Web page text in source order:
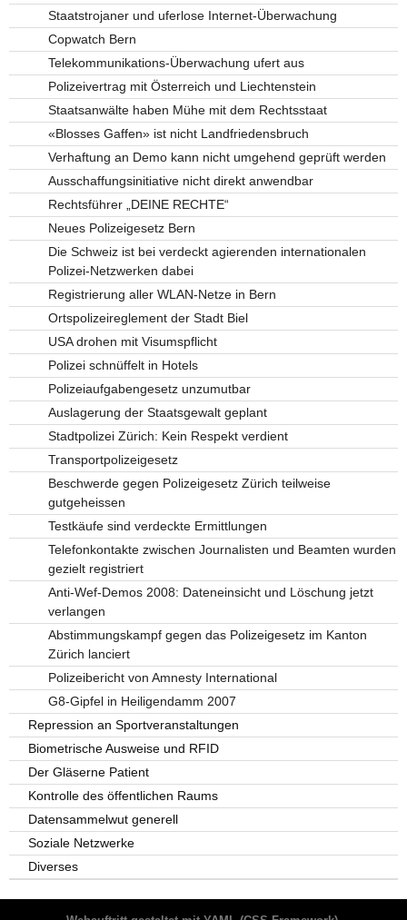
Staatstrojaner und uferlose Internet-Überwachung
Copwatch Bern
Telekommunikations-Überwachung ufert aus
Polizeivertrag mit Österreich und Liechtenstein
Staatsanwälte haben Mühe mit dem Rechtsstaat
«Blosses Gaffen» ist nicht Landfriedensbruch
Verhaftung an Demo kann nicht umgehend geprüft werden
Ausschaffungsinitiative nicht direkt anwendbar
Rechtsführer „DEINE RECHTE“
Neues Polizeigesetz Bern
Die Schweiz ist bei verdeckt agierenden internationalen
Polizei-Netzwerken dabei
Registrierung aller WLAN-Netze in Bern
Ortspolizeireglement der Stadt Biel
USA drohen mit Visumspflicht
Polizei schnüffelt in Hotels
Polizeiaufgabengesetz unzumutbar
Auslagerung der Staatsgewalt geplant
Stadtpolizei Zürich: Kein Respekt verdient
Transportpolizeigesetz
Beschwerde gegen Polizeigesetz Zürich teilweise
gutgeheissen
Testkäufe sind verdeckte Ermittlungen
Telefonkontakte zwischen Journalisten und Beamten wurden
gezielt registriert
Anti-Wef-Demos 2008: Dateneinsicht und Löschung jetzt
verlangen
Abstimmungskampf gegen das Polizeigesetz im Kanton
Zürich lanciert
Polizeibericht von Amnesty International
G8-Gipfel in Heiligendamm 2007
Repression an Sportveranstaltungen
Biometrische Ausweise und RFID
Der Gläserne Patient
Kontrolle des öffentlichen Raums
Datensammelwut generell
Soziale Netzwerke
Diverses